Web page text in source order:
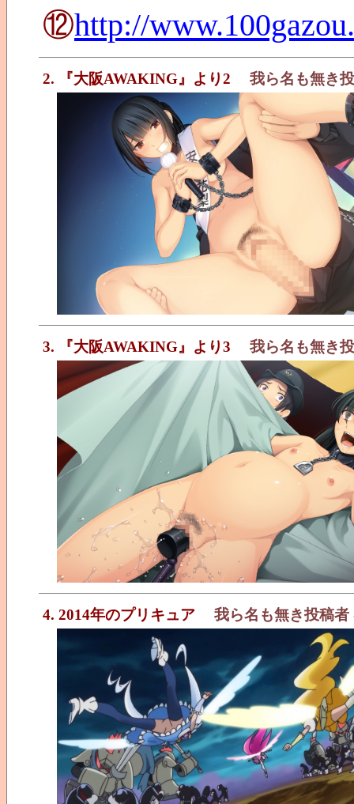
⑫http://
2. 『大阪AWAKING』より2 我ら名も無き
3. 『大阪AWAKING』より3 我ら名も無き
4. 2014年のプリキュア 我ら名も無き投稿者